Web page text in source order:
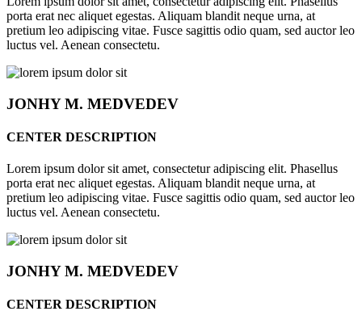
porta erat nec aliquet egestas. Aliquam blandit neque urna, at
pretium leo adipiscing vitae. Fusce sagittis odio quam, sed auctor leo
luctus vel. Aenean consectetu.
JONHYM. MEDVEDEV
CENTER DESCRIPTION
Lorem ipsum dolor sit amet, consectetur adipiscing elit. Phasellus
porta erat nec aliquet egestas. Aliquam blandit neque urna, at
pretium leo adipiscing vitae. Fusce sagittis odio quam, sed auctor leo
luctus vel. Aenean consectetu.
JONHYM. MEDVEDEV
CENTER DESCRIPTION